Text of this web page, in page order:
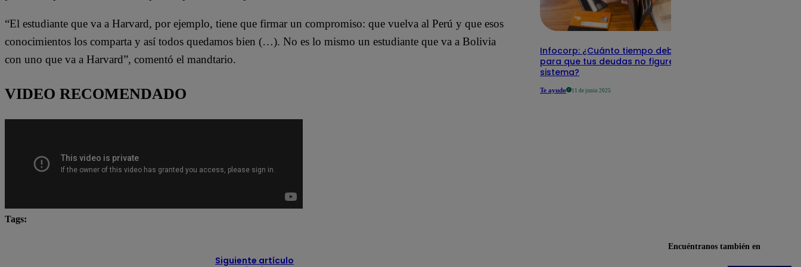
“El estudiante que va a Harvard, por ejemplo, tiene que firmar un compromiso: que vuelva al Perú y que esos
conocimientos los comparta y así todos quedamos bien (…). No es lo mismo un estudiante que va a Bolivia
con uno que va a Harvard”, comentó el mandtario.
VIDEO RECOMENDADO
Tags:
Siguiente artículo
Infocorp: ¿Cuánto tiempo debe pasar
para que tus deudas no figuren en su
sistema?
Te ayudo 11 de junio 2025
Encuéntranos también en